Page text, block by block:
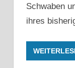
Schwaben
ihres